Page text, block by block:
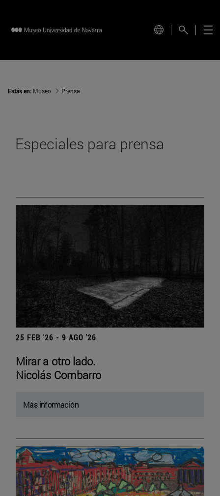
Estás en: Museo Prensa
Especiales para prensa
25 FEB '26 - 9 AGO '26
Mirar a otro lado.
Nicolás Combarro
Más información